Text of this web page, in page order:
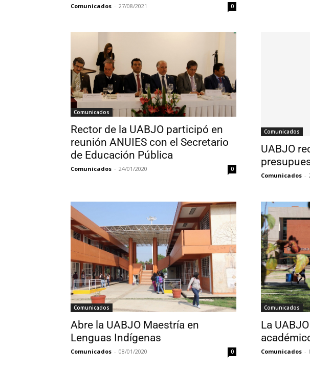
Comunicados - 27/08/2021 0
Comunicados
Rector de la UABJO participó en
reunión ANUIES con el Secretario
de Educación Pública
Comunicados - 24/01/2020 0
Comunicados
UABJO
Comunicados -
Comunicados
Abre la UABJO Maestría en
Lenguas Indígenas
Comunicados - 08/01/2020 0
Comunicados
La
Comunicados -